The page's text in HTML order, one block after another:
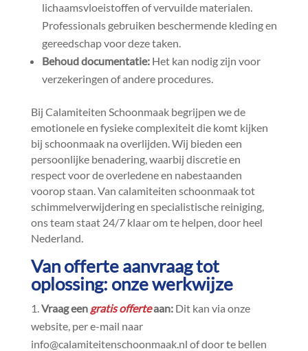
lichaamsvloeistoffen of vervuilde materialen.​
Professionals gebruiken beschermende kleding en
gereedschap voor deze taken.​
Behoud documentatie:Het kan nodig zijn voor
verzekeringen of andere procedures.​
Bij Calamiteiten Schoonmaak begrijpen we de
emotionele en fysieke complexiteit die komt kijken
bij schoonmaak na overlijden.​ Wij bieden een
persoonlijke benadering, waarbij discretie en
respect voor de overledene en nabestaanden
voorop staan.​ Van calamiteiten schoonmaak tot
schimmelverwijdering en specialistische reiniging,
ons team staat 24/7 klaar om te helpen, door heel
Nederland.​
Van offerte aanvraag tot
oplossing: onze werkwijze
Vraag een gratis offerteaan:Dit kan via onze
website, per e-mail naar
info@calamiteitenschoonmaak.​nl of door te bellen